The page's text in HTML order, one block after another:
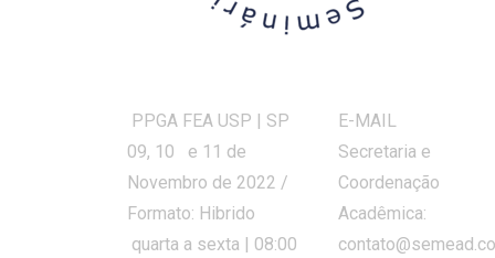
PPGA FEA USP | SP
09, 10 e 11 de
Novembro de 2022 /
Formato: Hibrido
quarta a sexta | 08:00
E-MAIL
Secretaria e
Coordenação
Acadêmica: